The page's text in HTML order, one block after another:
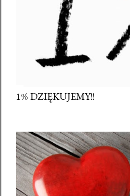
1% DZIĘKUJEMY!!